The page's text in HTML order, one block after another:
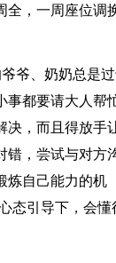
全，一周座位调
爷、奶奶总是
事都要请大人帮
决，而且得放手
错，尝试与对方
炼自己能力的机
态引导下，会懂